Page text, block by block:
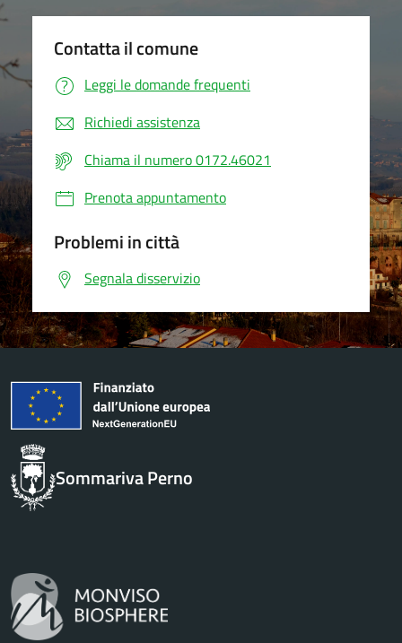
Contatta il comune
Leggi le domande frequenti
Richiedi assistenza
Chiama il numero 0172.46021
Prenota appuntamento
Problemi in città
Segnala disservizio
Sommariva Perno